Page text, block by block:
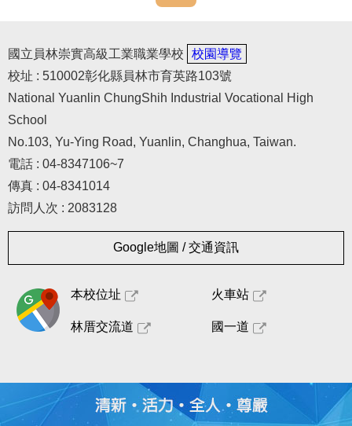
國立員林崇實高級工業職業學校
校園導覽
校址 : 510002彰化縣員林市育英路103號
National Yuanlin ChungShih Industrial Vocational High
School
No.103, Yu-Ying Road, Yuanlin, Changhua, Taiwan.
電話 : 04-8347106~7
傳真 : 04-8341014
訪問人次 : 2083128
Google地圖 / 交通資訊
本校位址 火車站
林厝交流道 國一道